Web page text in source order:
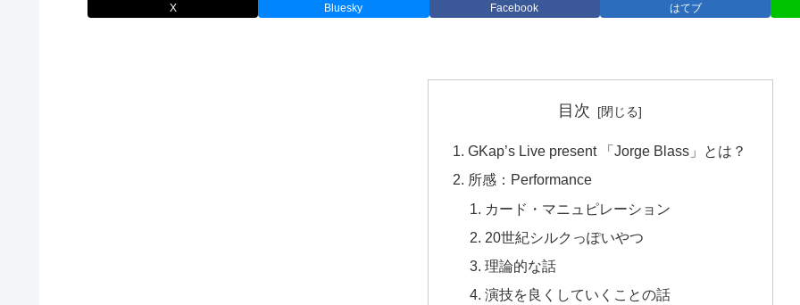
X Bluesky Facebook はてブ
目次
GKap’s Live present 「Jorge Blass」とは？
所感：Performance
カード・マニュピレーション
20世紀シルクっぽいやつ
理論的な話
演技を良くしていくことの話